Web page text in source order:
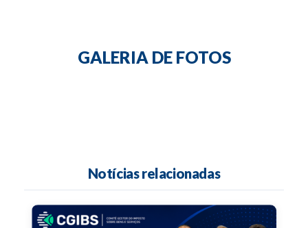
GALERIA DE FOTOS
Notícias relacionadas